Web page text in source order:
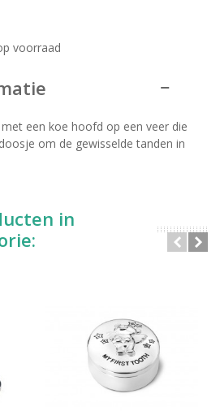
voorraad
een koe hoofd op een veer die
om de gewisselde tanden in
in